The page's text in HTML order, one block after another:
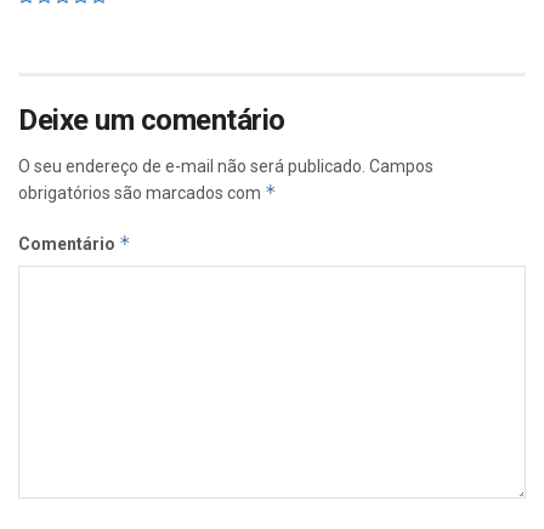
Deixe um comentário
O seu endereço de e-mail não será publicado. Campos
obrigatórios são marcados com *
Comentário *